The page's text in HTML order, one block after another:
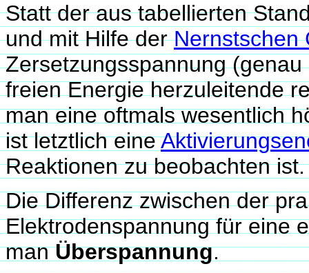
Statt der aus tabellierten
und mit Hilfe derNernstschen
Zersetzungsspannung
freien Energie herzuleitende
man eine oftmals wesentlich
ist letztlich eine
Reaktionen zu beobachten ist.
Die Differenz zwischen der
Elektrodenspannung für eine
manÜberspannung.